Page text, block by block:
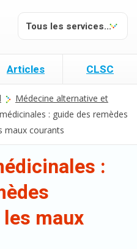
Articles CLSC
Médecine alternative et
: guide des remèdes
maux courants
:
maux